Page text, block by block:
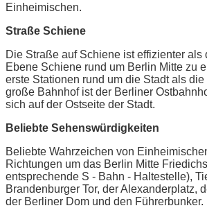
Einheimischen.
Straße Schiene
Die Straße auf Schiene ist effizienter als
Ebene Schiene rund um Berlin Mitte zu
erste Stationen rund um die Stadt als
große Bahnhof ist der Berliner
sich auf der Ostseite der Stadt.
Beliebte Sehenswürdigkeiten
Beliebte Wahrzeichen von
Richtungen um das Berlin Mitte
entsprechende S - Bahn - Haltestelle),
Brandenburger Tor, der Alexanderplatz,
der Berliner Dom und den Führerbunker.